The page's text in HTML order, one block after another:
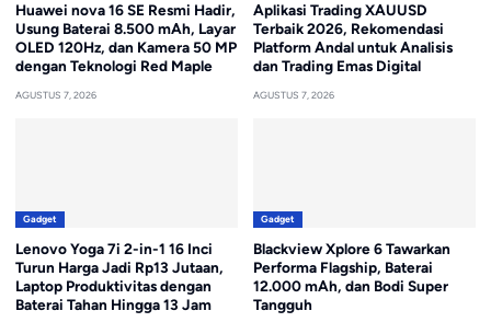
Huawei nova 16 SE Resmi Hadir,
Usung Baterai 8.500 mAh, Layar
OLED 120Hz, dan Kamera 50 MP
dengan Teknologi Red Maple
AGUSTUS 7, 2026
Aplikasi Trading XAUUSD
Terbaik 2026, Rekomendasi
Platform Andal untuk Analisis
dan Trading Emas Digital
AGUSTUS 7, 2026
Gadget
Lenovo Yoga 7i 2-in-1 16 Inci
Turun Harga Jadi Rp13 Jutaan,
Laptop Produktivitas dengan
Baterai Tahan Hingga 13 Jam
Gadget
Blackview Xplore 6 Tawarkan
Performa Flagship, Baterai
12.000 mAh, dan Bodi Super
Tangguh